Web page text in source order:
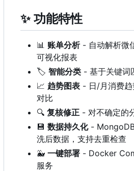
✨ 功能特性
📊 账单分析- 自动解析微
可视化报表
🏷️ 智能分类 - 基于关键词
📈 趋势图表 - 日/月消费
对比
🔍 复核修正 - 对不确定的
💾 数据持久化-
洗后数据，支持去重检查
🐳 一键部署 - Docker
服务